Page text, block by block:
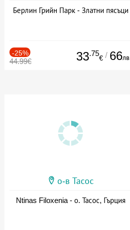
Берлин Грийн Парк - Златни пясъци
-25%
44.99€ 33.75
€ / 66лв.
о-в Тасос
Ntinas Filoxenia - о. Тасос, Гърция